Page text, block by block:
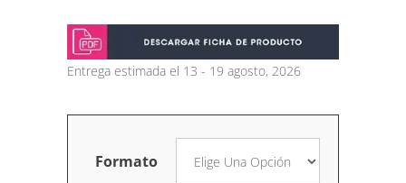
Entrega estimada el 13 - 19 agosto, 2026
Formato